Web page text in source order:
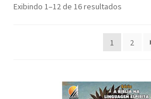
Minha Conta
Exibindo 1–12 de 16 resultadosSorted
latest
1
2